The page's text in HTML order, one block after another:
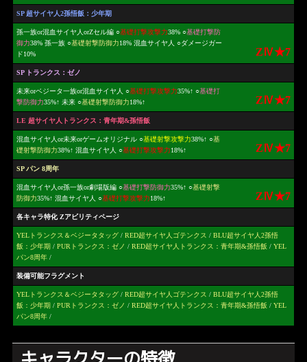
SP 超サイヤ人2孫悟飯：少年期
孫一族or混血サイヤ人orZセル編 ○基礎打撃攻撃力38% ○基礎打撃防
御力38% 孫一族 ○基礎射撃防御力18% 混血サイヤ人 ○ダメージガー
ド10%
ZⅣ★7
SP トランクス：ゼノ
未来orベジータ一族or混血サイヤ人 ○基礎打撃攻撃力35%↑ ○基礎打
撃防御力35%↑ 未来 ○基礎射撃防御力18%↑ ZⅣ★7
LE 超サイヤ人トランクス：青年期&孫悟飯
混血サイヤ人or未来orゲームオリジナル ○基礎射撃攻撃力38%↑ ○基
礎射撃防御力38%↑ 混血サイヤ人 ○基礎打撃攻撃力18%↑ ZⅣ★7
SP パン 8周年
混血サイヤ人or孫一族or劇場版編 ○基礎打撃防御力35%↑ ○基礎射撃
防御力35%↑ 混血サイヤ人 ○基礎打撃攻撃力18%↑ ZⅣ★7
各キャラ特化 Zアビリティページ
YELトランクス＆ベジータタッグ/ RED超サイヤ人ゴテンクス / BLU超サイヤ人2孫悟
飯：少年期/ PURトランクス：ゼノ / RED超サイヤ人トランクス：青年期&孫悟飯 / YEL
パン8周年/
装備可能フラグメント
YELトランクス＆ベジータタッグ/ RED超サイヤ人ゴテンクス / BLU超サイヤ人2孫悟
飯：少年期/ PURトランクス：ゼノ / RED超サイヤ人トランクス：青年期&孫悟飯 / YEL
パン8周年/